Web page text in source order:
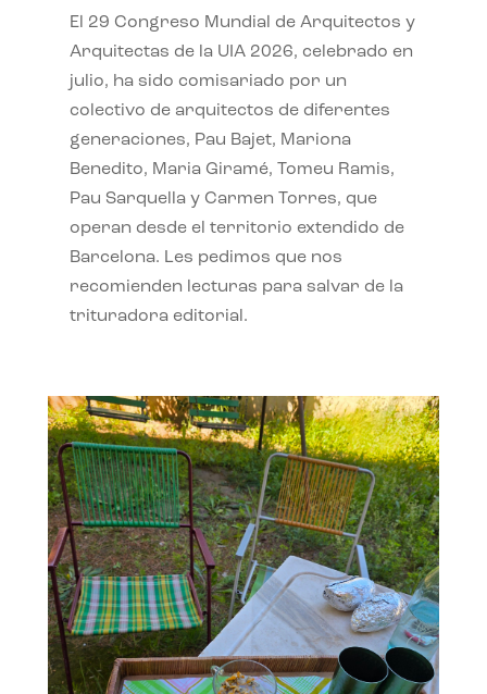
El 29 Congreso Mundial de Arquitectos y
Arquitectas de la UIA 2026, celebrado en
julio, ha sido comisariado por un
colectivo de arquitectos de diferentes
generaciones, Pau Bajet, Mariona
Benedito, Maria Giramé, Tomeu Ramis,
Pau Sarquella y Carmen Torres, que
operan desde el territorio extendido de
Barcelona. Les pedimos que nos
recomienden lecturas para salvar de la
trituradora editorial.